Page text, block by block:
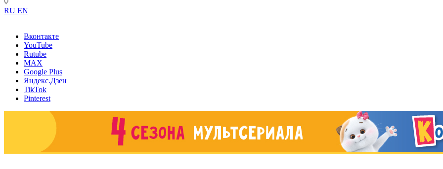
RU EN
Вконтакте
YouTube
Rutube
MAX
Google Plus
Яндекс.Дзен
TikTok
Pinterest